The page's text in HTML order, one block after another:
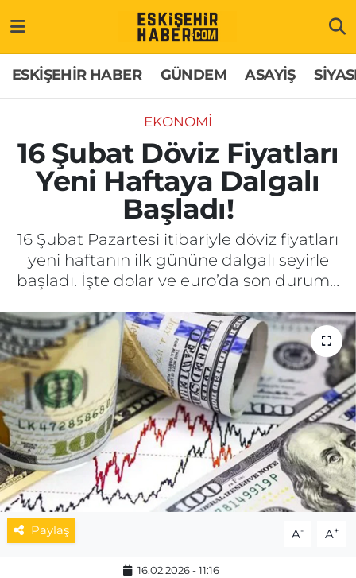
ESKİŞEHİR HABER GÜNDEM ASAYİŞ
EKONOMİ
16 Şubat Döviz Fiyatları
Yeni Haftaya Dalgalı
Başladı!
16 Şubat Pazartesi itibariyle döviz fiyatları
yeni haftanın ilk gününe dalgalı seyirle
başladı. İşte dolar ve euro’da son durum…
Paylaş A- A+
16.02.2026 - 11:16
GÜNDEM
ASAYİŞ
SİYASET
SAĞLIK
SPOR
MAGAZİN
ESKİŞEHİRSPOR
Hakkımızda
İletişim
Künye
Odunpazarı Trafik Yoğunluk Haritası
Süper Lig Puan Durumu ve Fikstür
Tüm Manşetler
Son Dakika Haberleri
Haber Arşivi